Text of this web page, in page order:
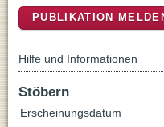
PUBLIKATION
Hilfe und Informationen
Stöbern
Erscheinungsdatum